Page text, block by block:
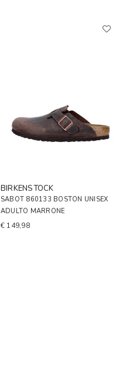
BIRKENSTOCK
SABOT 860133 BOSTON UNISEX
ADULTO MARRONE
€ 149,98